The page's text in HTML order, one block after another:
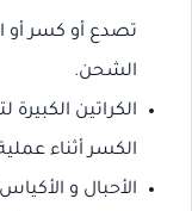
تصدع أو كسر أو
الشحن.
الكراتين
الكسر أثناء
الأحبال و